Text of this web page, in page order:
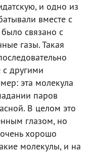
и одно из
вместе с
связано с
газы. Такая
с другими
эта молекула
паров
В целом это
глазом, но
хорошо
молекулы, и на